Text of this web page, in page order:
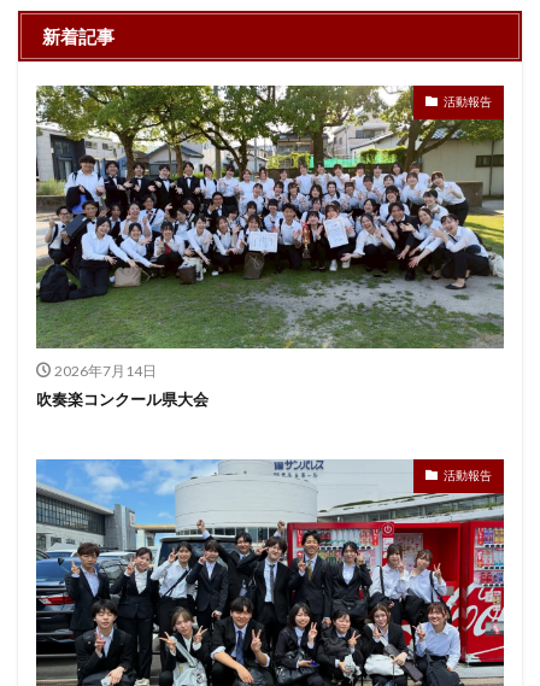
新着記事
活動報告
2026年7月14日
吹奏楽コンクール県大会
活動報告